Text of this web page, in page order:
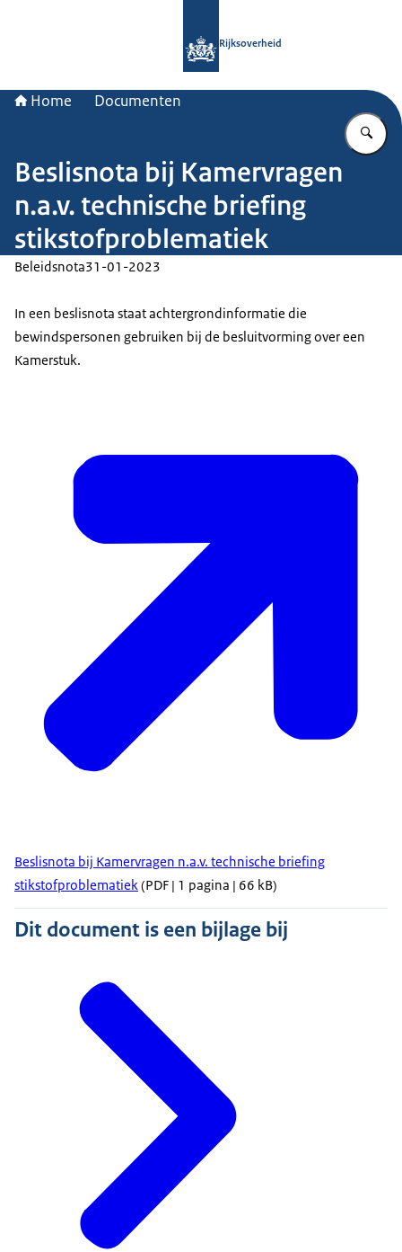
Rijksoverheid
Home Documenten
Beslisnota bij Kamervragen
n.a.v. technische briefing
stikstofproblematiek
Beleidsnota31-01-2023
In een beslisnota staat achtergrondinformatie die
bewindspersonen gebruiken bij de besluitvorming over een
Kamerstuk.
Beslisnota bij Kamervragen n.a.v. technische briefing
stikstofproblematiek(PDF | 1 pagina | 66 kB)
Dit document is een bijlage bij